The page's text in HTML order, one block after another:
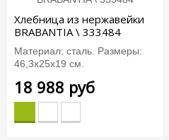
Хлебница из нержавейки
BRABANTIA \ 333484
Материал: сталь. Размеры:
46,3х25х19 см.
18 988 руб